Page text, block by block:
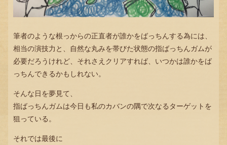
筆者のような根っからの正直者が誰かをばっちんする為には、
相当の演技力と、自然な丸みを帯びた状態の指ばっちんガムが
必要だろうけれど、それさえクリアすれば、いつかは誰かをば
っちんできるかもしれない。
そんな日を夢見て、
指ばっちんガムは今日も私のカバンの隅で次なるターゲットを
狙っている。
それでは最後に